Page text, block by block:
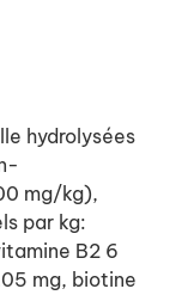
hydrolysées
mg/kg),
par kg:
B2 6
mg, biotine